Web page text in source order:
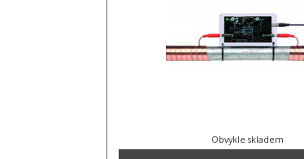
Obvykle skladem